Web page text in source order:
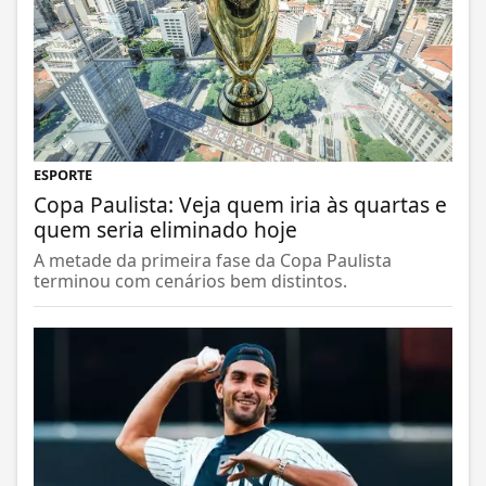
ESPORTE
Copa Paulista: Veja quem iria às quartas e
quem seria eliminado hoje
A metade da primeira fase da Copa Paulista
terminou com cenários bem distintos.